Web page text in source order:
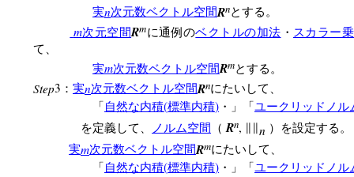
実n次元数ベクトル空間Rnとする。
m次元空間Rmに通例のベクトルの加法 ・ スカラー
て、
実m次元数ベクトル空間Rmとする。
Step3 ： 実n次元数ベクトル空間Rnにたいして、
「自然な内積(標準内積) ・」「ユークリッドノル
を定義して、
ノルム空間 （ Rn, ∥∥n ）を設定する。
実m次元数ベクトル空間Rmにたいして、
「自然な内積(標準内積) ・」「ユークリッドノル